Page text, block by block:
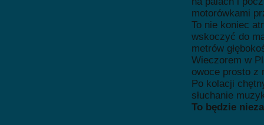
motorówkami
To nie koniec
wskoczyć do
metrów
Wieczorem w
owoce prosto z
Po kolacji
słuchanie
To będzie